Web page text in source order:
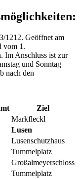
1212. Geöffnet am
vom 1.
Im Anschluss ist zur
und Sonntag
nach den
Ziel
Markfleckl
Lusen
Lusenschutzhaus
Tummelplatz
Großalmeyerschloss
Tummelplatz